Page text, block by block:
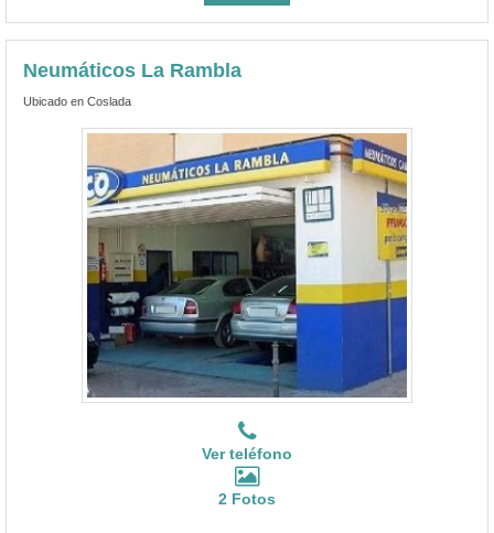
Neumáticos La Rambla
Ubicado en Coslada
Ver teléfono
2 Fotos